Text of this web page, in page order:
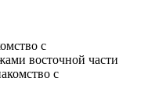
с
восточной части
с